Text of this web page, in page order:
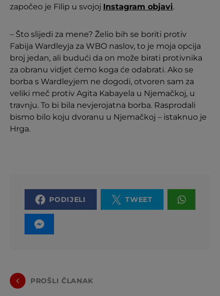
započeo je Filip u svojoj Instagram objavi.
– Što slijedi za mene? Želio bih se boriti protiv
Fabija Wardleyja za WBO naslov, to je moja opcija
broj jedan, ali budući da on može birati protivnika
za obranu vidjet ćemo koga će odabrati. Ako se
borba s Wardleyjem ne dogodi, otvoren sam za
veliki meč protiv Agita Kabayela u Njemačkoj, u
travnju. To bi bila nevjerojatna borba. Rasprodali
bismo bilo koju dvoranu u Njemačkoj – istaknuo je
Hrga.
PODIJELI TWEET
PROŠLI ČLANAK